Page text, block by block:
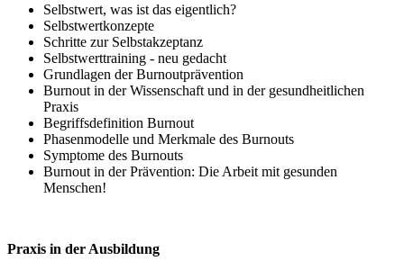
Selbstwert, was ist das eigentlich?
Selbstwertkonzepte
Schritte zur Selbstakzeptanz
Selbstwerttraining - neu gedacht
Grundlagen der Burnoutprävention
Burnout in der Wissenschaft und in der gesundheitlichen
Praxis
Begriffsdefinition Burnout
Phasenmodelle und Merkmale des Burnouts
Symptome des Burnouts
Burnout in der Prävention: Die Arbeit mit gesunden
Menschen!
Praxis in der Ausbildung